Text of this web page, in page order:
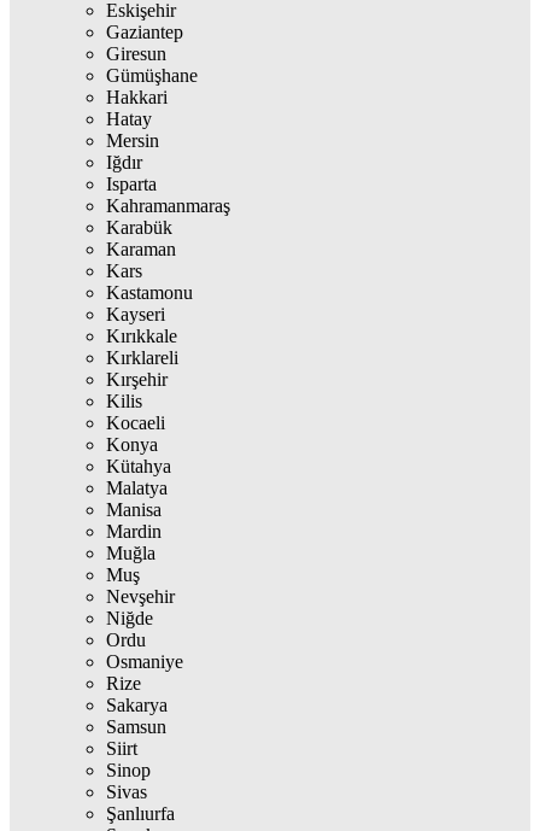
Eskişehir
Gaziantep
Giresun
Gümüşhane
Hakkari
Hatay
Mersin
Iğdır
Isparta
Kahramanmaraş
Karabük
Karaman
Kars
Kastamonu
Kayseri
Kırıkkale
Kırklareli
Kırşehir
Kilis
Kocaeli
Konya
Kütahya
Malatya
Manisa
Mardin
Muğla
Muş
Nevşehir
Niğde
Ordu
Osmaniye
Rize
Sakarya
Samsun
Siirt
Sinop
Sivas
Şanlıurfa